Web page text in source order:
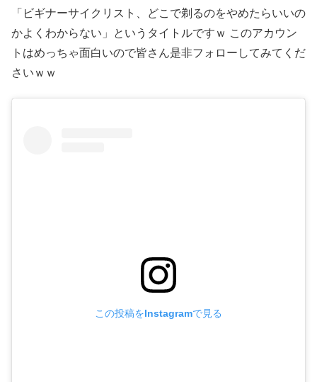
「ビギナーサイクリスト、どこで剃るのをやめたらいいの
かよくわからない」というタイトルですｗ このアカウン
トはめっちゃ面白いので皆さん是非フォローしてみてくだ
さいｗｗ
この投稿をInstagramで見る